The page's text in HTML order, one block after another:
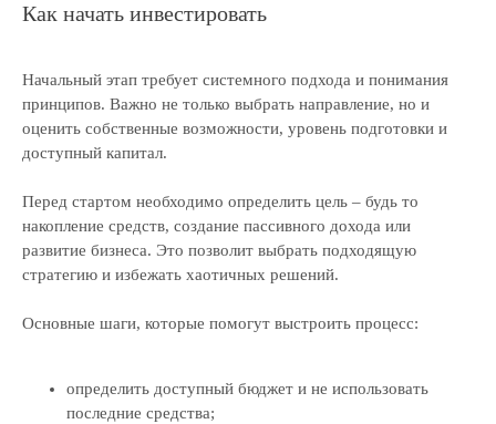
Как начать инвестировать
Начальный этап требует системного подхода и понимания
принципов. Важно не только выбрать направление, но и
оценить собственные возможности, уровень подготовки и
доступный капитал.
Перед стартом необходимо определить цель – будь то
накопление средств, создание пассивного дохода или
развитие бизнеса. Это позволит выбрать подходящую
стратегию и избежать хаотичных решений.
Основные шаги, которые помогут выстроить процесс:
определить доступный бюджет и не использовать
последние средства;